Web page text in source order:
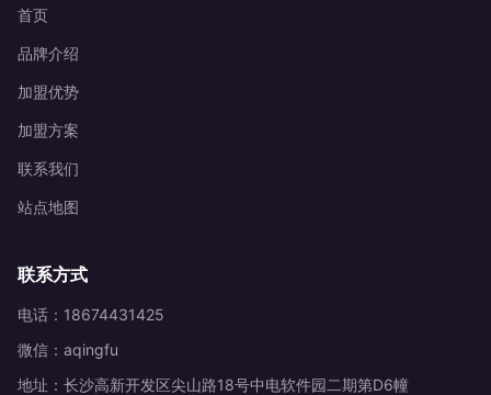
首页
品牌介绍
加盟优势
加盟方案
联系我们
站点地图
联系方式
电话：18674431425
微信：aqingfu
地址：长沙高新开发区尖山路18号中电软件园二期第D6幢